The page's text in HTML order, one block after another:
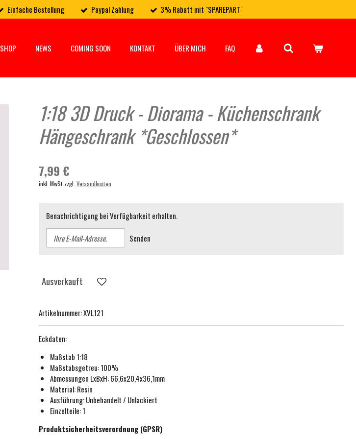
Einfache Bestellung Paypal Zahlung 3% Rabatt mit "SPAREPART"
SHOP NEWS COMING SOON KONTAKT ÜBER MICH FAQ
1:18 3D Druck - Diorama - Küchenschrank
Hängeschrank *Geschlossen*
7,99 €
inkl. MwSt zzgl. Versandkosten
Benachrichtigung bei Verfügbarkeit erhalten.
Senden
Ausverkauft
Artikelnummer:XVL121
Eckdaten:
Maßstab 1:18
Maßstabsgetreu:100%
Abmessungen LxBxH: 66,6x20,4x36,1mm
Material: Resin
Ausführung:Unbehandelt / Unlackiert
Einzelteile: 1
Produktsicherheitsverordnung (GPSR)